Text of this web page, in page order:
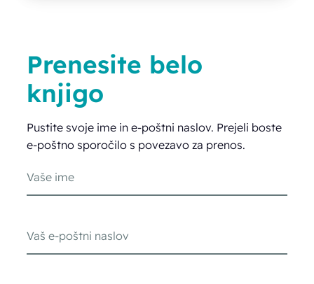
Prenesite belo
knjigo
Pustite svoje ime in e-poštni naslov. Prejeli boste
e-poštno sporočilo s povezavo za prenos.